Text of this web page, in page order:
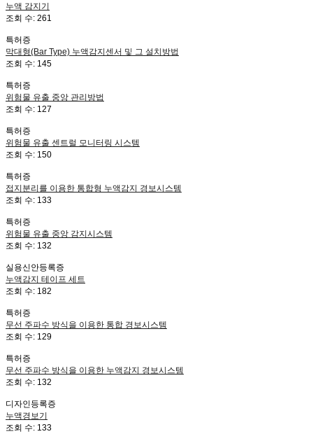
누액 감지기
조회 수: 261
특허증
막대형(Bar Type) 누액감지센서 및 그 설치방법
조회 수: 145
특허증
위험물 유출 중앙 관리방법
조회 수: 127
특허증
위험물 유출 센트럴 모니터링 시스템
조회 수: 150
특허증
접지분리를 이용한 통합형 누액감지 경보시스템
조회 수: 133
특허증
위험물 유출 중앙 감지시스템
조회 수: 132
실용신안등록증
누액감지 테이프 세트
조회 수: 182
특허증
무선 주파수 방식을 이용한 통합 경보시스템
조회 수: 129
특허증
무선 주파수 방식을 이용한 누액감지 경보시스템
조회 수: 132
디자인등록증
누액경보기
조회 수: 133